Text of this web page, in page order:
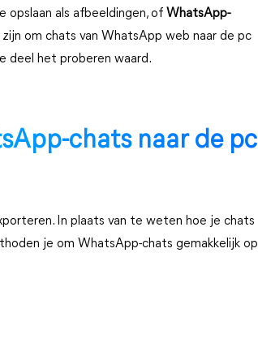
opslaan als afbeeldingen, of WhatsApp-
om chats van WhatsApp web naar de pc
deel het proberen waard.
chats naar de pc
In plaats van te weten hoe je chats
je om WhatsApp-chats gemakkelijk op